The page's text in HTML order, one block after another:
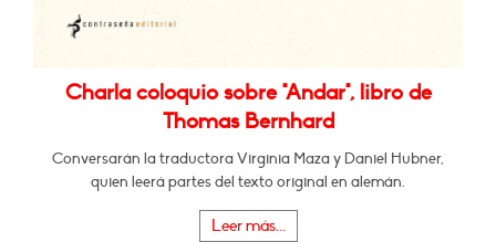
Charla coloquio sobre "Andar", libro de
Thomas Bernhard
Conversarán la traductora Virginia Maza y Daniel Hubner,
quien leerá partes del texto original en alemán.
Leer más...